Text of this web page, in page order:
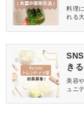
料理
れる
方法
き
員
美容
ュニ
信し